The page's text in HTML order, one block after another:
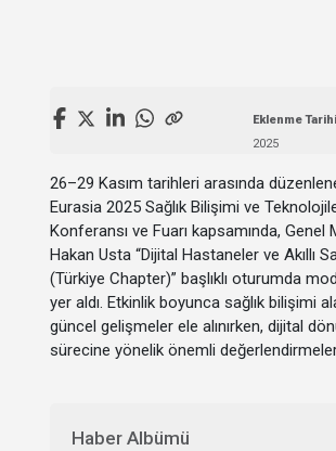
Eklenme Tarihi
2025
26–29 Kasım tarihleri arasında
Eurasia 2025 Sağlık Bilişimi ve
Konferansı ve Fuarı kapsamında, Genel
Hakan Usta “Dijital Hastaneler ve Akıllı
(Türkiye Chapter)” başlıklı oturumda
yer aldı. Etkinlik boyunca sağlık bilişimi
güncel gelişmeler ele alınırken, dijital
sürecine yönelik önemli değerlendirmeler
Haber Albümü